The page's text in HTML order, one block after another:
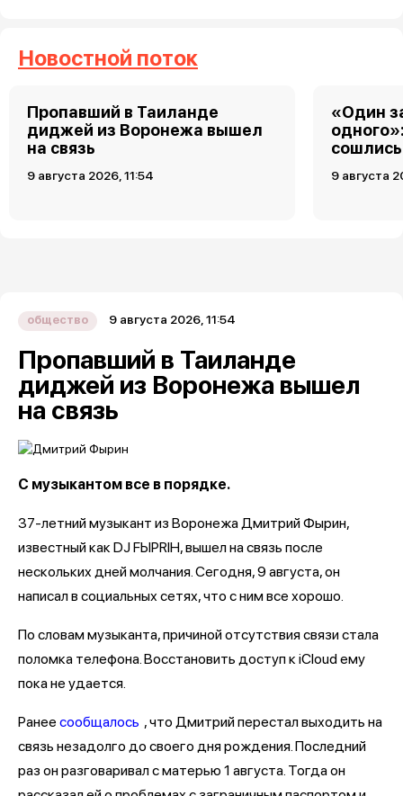
Новостной поток
Пропавший в Таиланде
диджей из Воронежа вышел
на связь
9 августа 2026, 11:54
«Один
сошлись
9 августа
общество 9 августа 2026, 11:54
Пропавший в Таиланде
диджей из Воронежа вышел
на связь
С музыкантом все в порядке.
37-летний музыкант из Воронежа Дмитрий Фырин,
известный как DJ FЫРRIН, вышел на связь после
нескольких дней молчания. Сегодня, 9 августа, он
написал в социальных сетях, что с ним все хорошо.
По словам музыканта, причиной отсутствия связи стала
поломка телефона. Восстановить доступ к iCloud ему
пока не удается.
Ранее сообщалось , что Дмитрий перестал выходить на
связь незадолго до своего дня рождения. Последний
раз он разговаривал с матерью 1 августа. Тогда он